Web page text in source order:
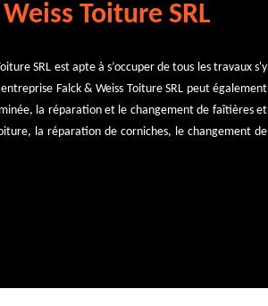
Toiture SRL
SRL est apte à s’occuper de tous les travaux s'y
Falck & Weiss Toiture SRL peut également
la réparation et le changement de faîtières et
la réparation de corniches, le changement de